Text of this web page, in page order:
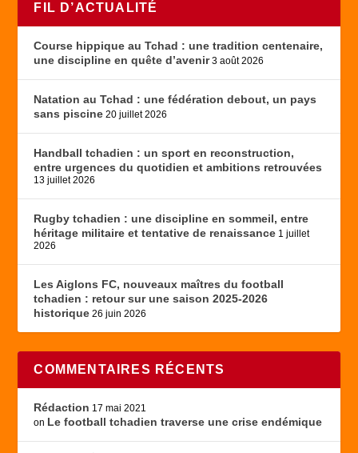
FIL D’ACTUALITÉ
Course hippique au Tchad : une tradition centenaire,
une discipline en quête d’avenir 3 août 2026
Natation au Tchad : une fédération debout, un pays
sans piscine 20 juillet 2026
Handball tchadien : un sport en reconstruction,
entre urgences du quotidien et ambitions retrouvées
13 juillet 2026
Rugby tchadien : une discipline en sommeil, entre
héritage militaire et tentative de renaissance 1 juillet
2026
Les Aiglons FC, nouveaux maîtres du football
tchadien : retour sur une saison 2025-2026
historique 26 juin 2026
COMMENTAIRES RÉCENTS
Rédaction 17 mai 2021
on Le football tchadien traverse une crise endémique